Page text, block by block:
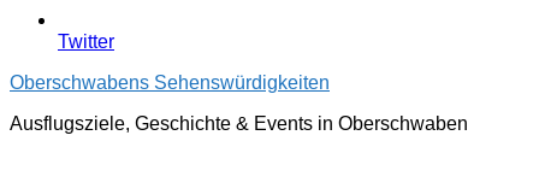
Twitter
Oberschwabens Sehenswürdigkeiten
Ausflugsziele, Geschichte & Events in Oberschwaben